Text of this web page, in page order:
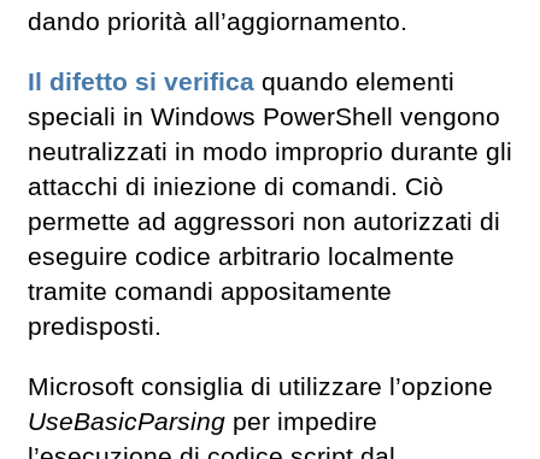
dando priorità all’aggiornamento.
Il difetto si verifica quando elementi
speciali in Windows PowerShell vengono
neutralizzati in modo improprio durante gli
attacchi di iniezione di comandi. Ciò
permette ad aggressori non autorizzati di
eseguire codice arbitrario localmente
tramite comandi appositamente
predisposti.
Microsoft consiglia di utilizzare l’opzione
UseBasicParsing per impedire